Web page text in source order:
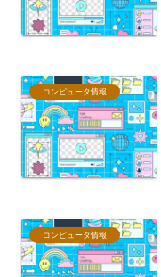
コンピュータ情報
コンピュータ情報